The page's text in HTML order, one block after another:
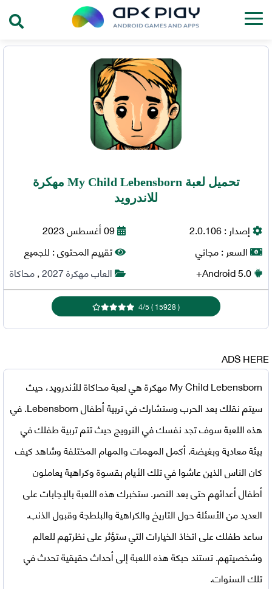
تحميل لعبة My Child Lebensborn مهكرة
للاندرويد
إصدار :2.0.106
السعر :مجاني
Android5.0+
09 أغسطس 2023
تقييم المحتوى :للجميع
العاب مهكرة 2027
,محاكاة
(
15928
)
4/5
ADS HERE
My Child Lebensborn مهكرة
هي لعبة محاكاة للأندرويد، حيث
سيتم نقلك بعد الحرب وستشارك في تربية أطفال Lebensborn. في
هذه اللعبة سوف تجد نفسك في النرويج حيث تتم تربية طفلك في
بيئة معادية وبغيضة. أكمل المهمات والمهام المختلفة وشاهد كيف
كان الناس الذين عاشوا في تلك الأيام بقسوة وكراهية يعاملون
أطفال أعدائهم حتى بعد النصر. ستخبرك هذه اللعبة بالإجابات على
العديد من الأسئلة حول التاريخ والكراهية والبلطجة وقبول الذنب.
ساعد طفلك على اتخاذ الخيارات التي ستؤثر على نظرتهم للعالم
وشخصيتهم. تستند حبكة هذه اللعبة إلى أحداث حقيقية تحدث في
تلك السنوات.